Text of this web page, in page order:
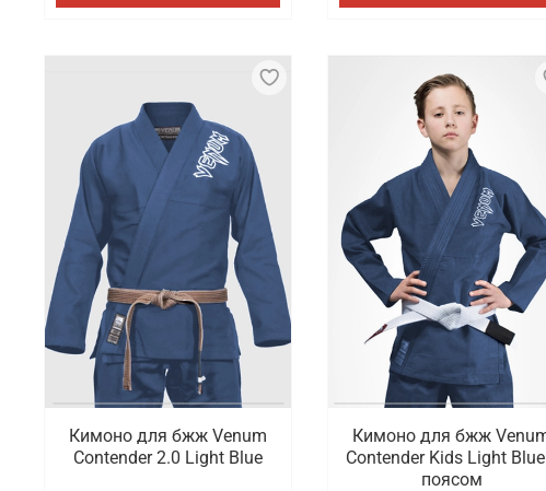
Кимоно для бжж Venum
Contender 2.0 Light Blue
Кимоно для бжж
Contender Kids Light
поясом